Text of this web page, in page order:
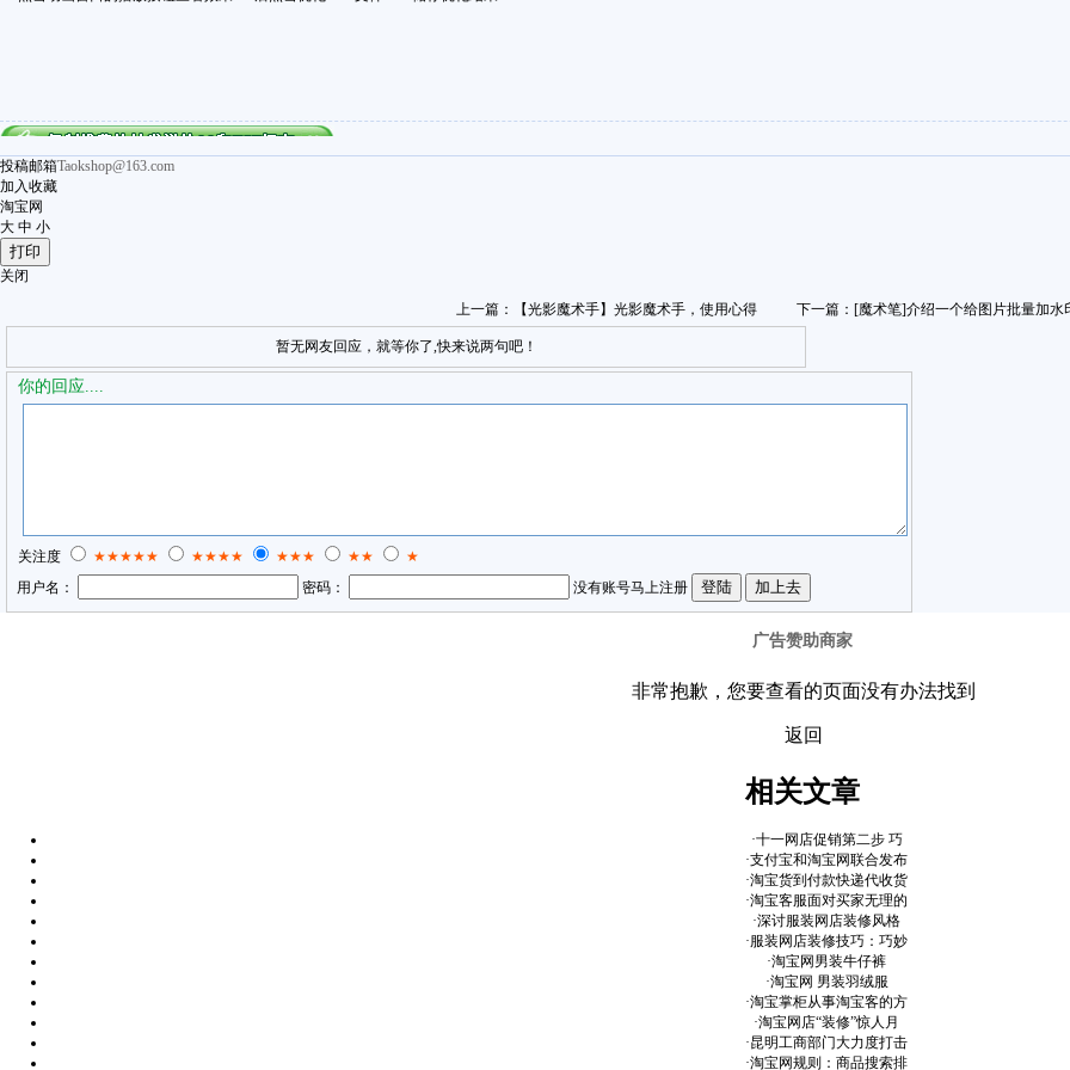
投稿邮箱Taokshop@163.com
加入收藏
淘宝网
大 中 小
关闭
上一篇：
【光影魔术手】光影魔术手，使用心得 下一篇： [魔术笔]介绍一个给图片批量加水
暂无网友回应，就等你了,快来说两句吧！
你的回应....
关注度 ★★★★★ ★★★★ ★★★ ★★
★
用户名：
密码： 没有账号马上注册
广告赞助商家
相关文章
·十一网店促销第二步 巧
·支付宝和淘宝网联合发布
·淘宝货到付款快递代收货
·淘宝客服面对买家无理的
·深讨服装网店装修风格
·服装网店装修技巧：巧妙
·淘宝网男装牛仔裤
·淘宝网 男装羽绒服
·淘宝掌柜从事淘宝客的方
·淘宝网店“装修”惊人月
·昆明工商部门大力度打击
·淘宝网规则：商品搜索排